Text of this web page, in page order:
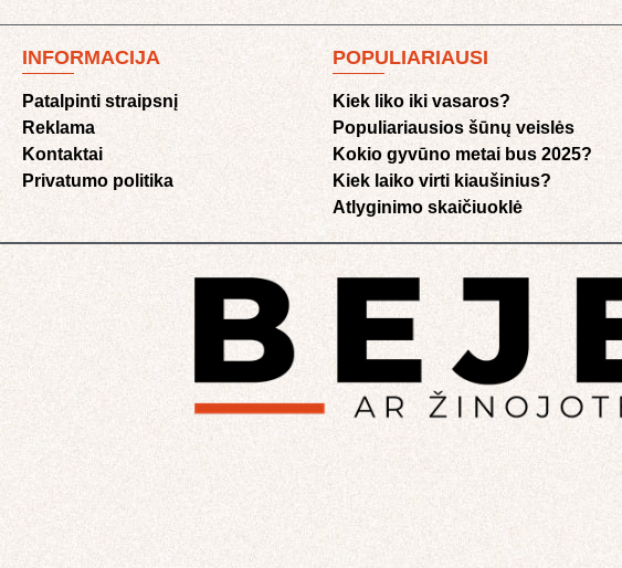
INFORMACIJA
Patalpinti straipsnį
Reklama
Kontaktai
Privatumo politika
POPULIARIAUSI
Kiek liko iki vasaros?
Populiariausios šūnų veislės
Kokio gyvūno metai bus 2025?
Kiek laiko virti kiaušinius?
Atlyginimo skaičiuoklė​